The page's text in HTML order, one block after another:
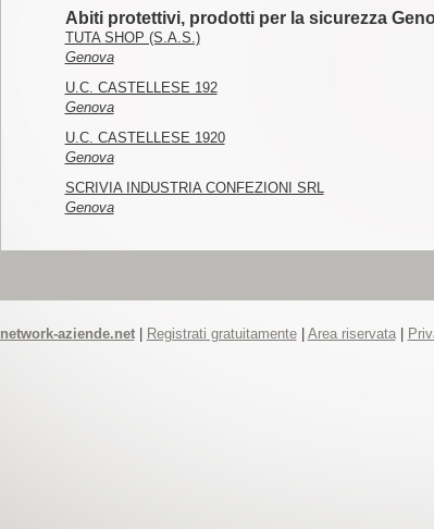
Abiti protettivi, prodotti per la sicurezza
TUTA SHOP (S.A.S.)
Genova
U.C. CASTELLESE 192
Genova
U.C. CASTELLESE 1920
Genova
SCRIVIA INDUSTRIA CONFEZIONI SRL
Genova
network-aziende.net| Registrati gratuitamente| Area riservata|